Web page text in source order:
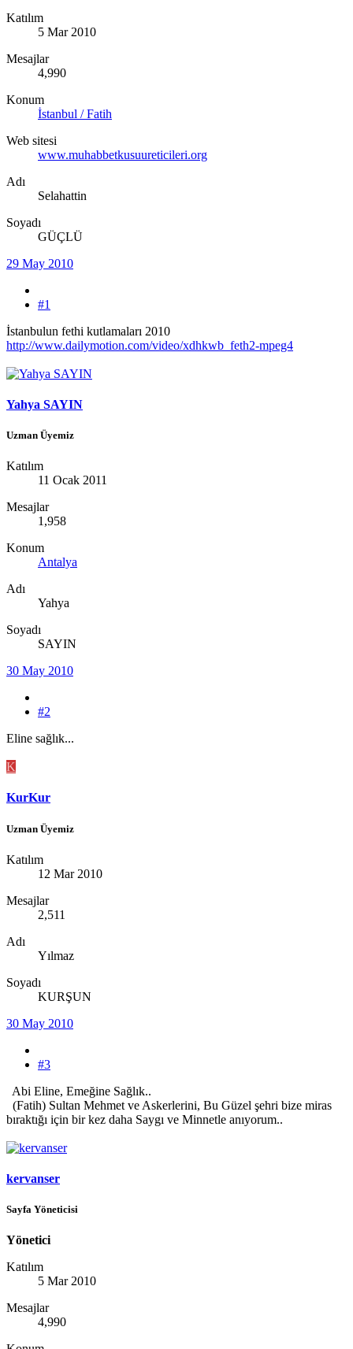
Katılım
5 Mar 2010
Mesajlar
4,990
Konum
İstanbul / Fatih
Web sitesi
www.muhabbetkusuureticileri.org
Adı
Selahattin
Soyadı
GÜÇLÜ
29 May 2010
#1
İstanbulun fethi kutlamaları 2010
http://www.dailymotion.com/video/xdhkwb_feth2-mpeg4
Yahya SAYIN
Uzman Üyemiz
Katılım
11 Ocak 2011
Mesajlar
1,958
Konum
Antalya
Adı
Yahya
Soyadı
SAYIN
30 May 2010
#2
Eline sağlık...
K
KurKur
Uzman Üyemiz
Katılım
12 Mar 2010
Mesajlar
2,511
Adı
Yılmaz
Soyadı
KURŞUN
30 May 2010
#3
Abi Eline, Emeğine Sağlık..
(Fatih) Sultan Mehmet ve Askerlerini, Bu Güzel şehri bize miras
bıraktığı için bir kez daha Saygı ve Minnetle anıyorum..
kervanser
Sayfa Yöneticisi
Yönetici
Katılım
5 Mar 2010
Mesajlar
4,990